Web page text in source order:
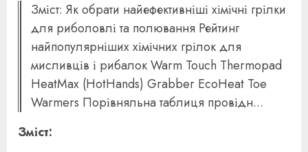
Зміст: Як обрати найефективніші хімічні грілки
для риболовлі та полювання Рейтинг
найпопулярніших хімічних грілок для
мисливців і рибалок Warm Touch Thermopad
HeatMax (HotHands) Grabber EcoHeat Toe
Warmers Порівняльна таблиця провідн...
Зміст: